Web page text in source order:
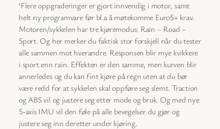
‘Flere oppgraderinger er gjort innvendig i motor, samt
helt ny programvare før bl.a å møtekomme Euro5+ krav.
Motoren/sykkelen har tre kjøremodus: Rain – Road –
Sport. Og her merker du faktisk stor forskjell når du tester
alle sammen mot hverandre. Responsen blir mye kvikkere
i sport enn rain. Effekten er den samme, men kurven blir
annerledes og du kan fint kjøre på regn uten at du bør
være redd for at sykkelen skal oppføre seg slemt. Traction
og ABS vil og justere seg etter mode og bruk. Og med nye
5-axis IMU vil den føle på alle bevegelser du gjør og
justere seg inn deretter under kjøring.